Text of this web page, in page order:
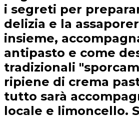
i segreti per
delizia e la
insieme,
antipasto e come
tradizionali
ripiene di crema
tutto sarà
locale e limoncello.